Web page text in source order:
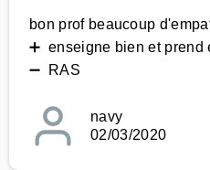
bon prof beaucoup
➕ enseigne bien et prend
➖ RAS
navy
02/03/2020